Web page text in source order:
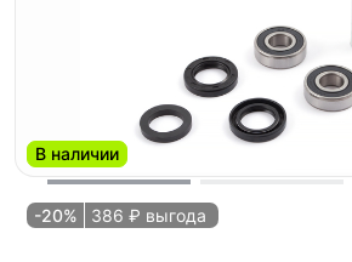
В наличии
-20% 386 ₽ выгода